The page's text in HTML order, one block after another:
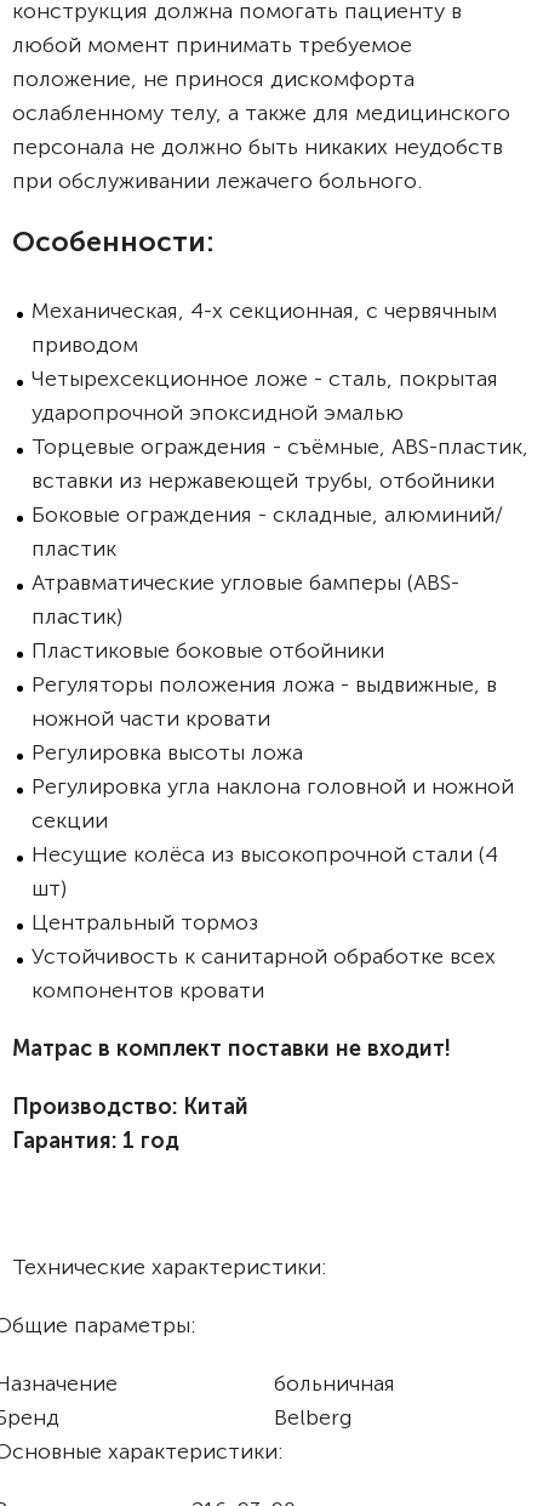
конструкция должна помогать пациенту в
любой момент принимать требуемое
положение, не принося дискомфорта
ослабленному телу, а также для медицинского
персонала не должно быть никаких неудобств
при обслуживании лежачего больного.
Особенности:
Механическая, 4-х секционная, с червячным
приводом
Четырехсекционное ложе - сталь, покрытая
ударопрочной эпоксидной эмалью
Торцевые ограждения - съёмные, ABS-пластик,
вставки из нержавеющей трубы, отбойники
Боковые ограждения - складные, алюминий/
пластик
Атравматические угловые бамперы (ABS-
пластик)
Пластиковые боковые отбойники
Регуляторы положения ложа - выдвижные, в
ножной части кровати
Регулировка высоты ложа
Регулировка угла наклона головной и ножной
секции
Несущие колёса из высокопрочной стали (4
шт)
Центральный тормоз
Устойчивость к санитарной обработке всех
компонентов кровати
Матрас в комплект поставки не входит!
Производство: Китай
Гарантия: 1 год
Технические характеристики:
параметры:
больничная
Belberg
характеристики: